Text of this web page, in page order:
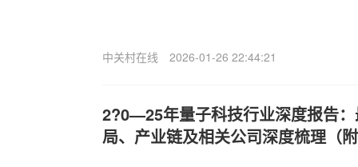
中关村在线 2026-01-26 22:44:21
2?0—25年量子科技行业深度报告
局、产业链及相关公司深度梳理（